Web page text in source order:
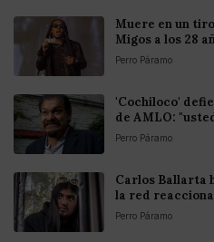
Muere en un
Migos a los 28
Perro Páramo
'Cochiloco'
de AMLO:
Perro Páramo
Carlos Ballarta
la red
Perro Páramo